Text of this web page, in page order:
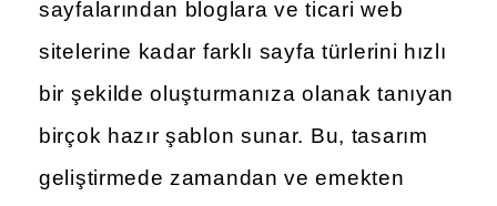
sayfalarından bloglara ve ticari web
sitelerine kadar farklı sayfa türlerini hızlı
bir şekilde oluşturmanıza olanak tanıyan
birçok hazır şablon sunar. Bu, tasarım
geliştirmede zamandan ve emekten